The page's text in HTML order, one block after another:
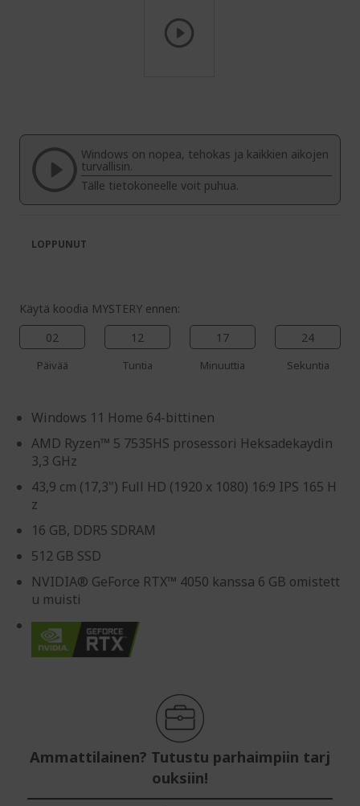
beginning
the
images
gallery
Windows on nopea, tehokas ja kaikkien aikojen
turvallisin.
Tälle tietokoneelle voit puhua.
Käytä koodia MYSTERY ennen:
02
Päivää
12
Tuntia
17
Minuuttia
23
Sekuntia
Windows 11 Home 64-bittinen
AMD Ryzen™ 5 7535HS prosessori Heksadekaydin
3,3 GHz
43,9 cm (17,3") Full HD (1920 x 1080) 16:9 IPS 165 H
z
16 GB, DDR5 SDRAM
512 GB SSD
NVIDIA® GeForce RTX™ 4050 kanssa 6 GB omistett
u muisti
Ammattilainen? Tutustu parhaimpiin tarj
ouksiin!
LOPPUNUT